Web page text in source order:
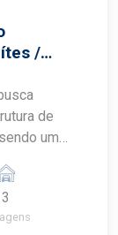
/
de
uma
e ar
3